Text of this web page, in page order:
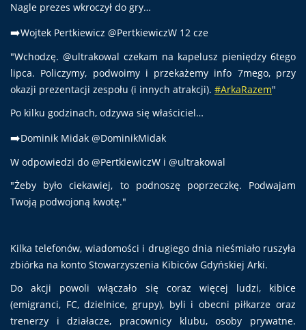
Nagle prezes wkroczył do gry…
➡️Wojtek Pertkiewicz @PertkiewiczW 12 cze
"Wchodzę. @ultrakowal czekam na kapelusz pieniędzy 6tego
lipca. Policzymy, podwoimy i przekażemy info 7mego, przy
okazji prezentacji zespołu (i innych atrakcji). #ArkaRazem"
Po kilku godzinach, odzywa się właściciel…
➡️Dominik Midak @DominikMidak
W odpowiedzi do @PertkiewiczW i @ultrakowal
"Żeby było ciekawiej, to podnoszę poprzeczkę. Podwajam
Twoją podwojoną kwotę."
Kilka telefonów, wiadomości i drugiego dnia nieśmiało ruszyła
zbiórka na konto Stowarzyszenia Kibiców Gdyńskiej Arki.
Do akcji powoli włączało się coraz więcej ludzi, kibice
(emigranci, FC, dzielnice, grupy), byli i obecni piłkarze oraz
trenerzy i działacze, pracownicy klubu, osoby prywatne.